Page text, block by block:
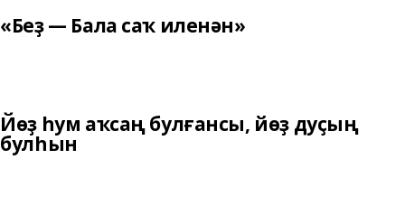
«Беҙ — Бала саҡ иленән»
Йөҙ һум аҡсаң булғансы, йөҙ дуҫың
булһын